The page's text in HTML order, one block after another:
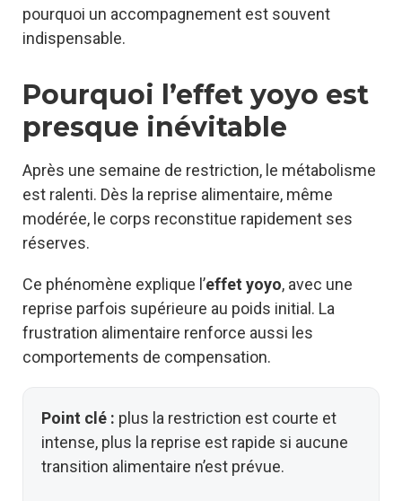
pourquoi un accompagnement est souvent
indispensable.
Pourquoi l’effet yoyo est
presque inévitable
Après une semaine de restriction, le métabolisme
est ralenti. Dès la reprise alimentaire, même
modérée, le corps reconstitue rapidement ses
réserves.
Ce phénomène explique l’effet yoyo, avec une
reprise parfois supérieure au poids initial. La
frustration alimentaire renforce aussi les
comportements de compensation.
Point clé : plus la restriction est courte et
intense, plus la reprise est rapide si aucune
transition alimentaire n’est prévue.